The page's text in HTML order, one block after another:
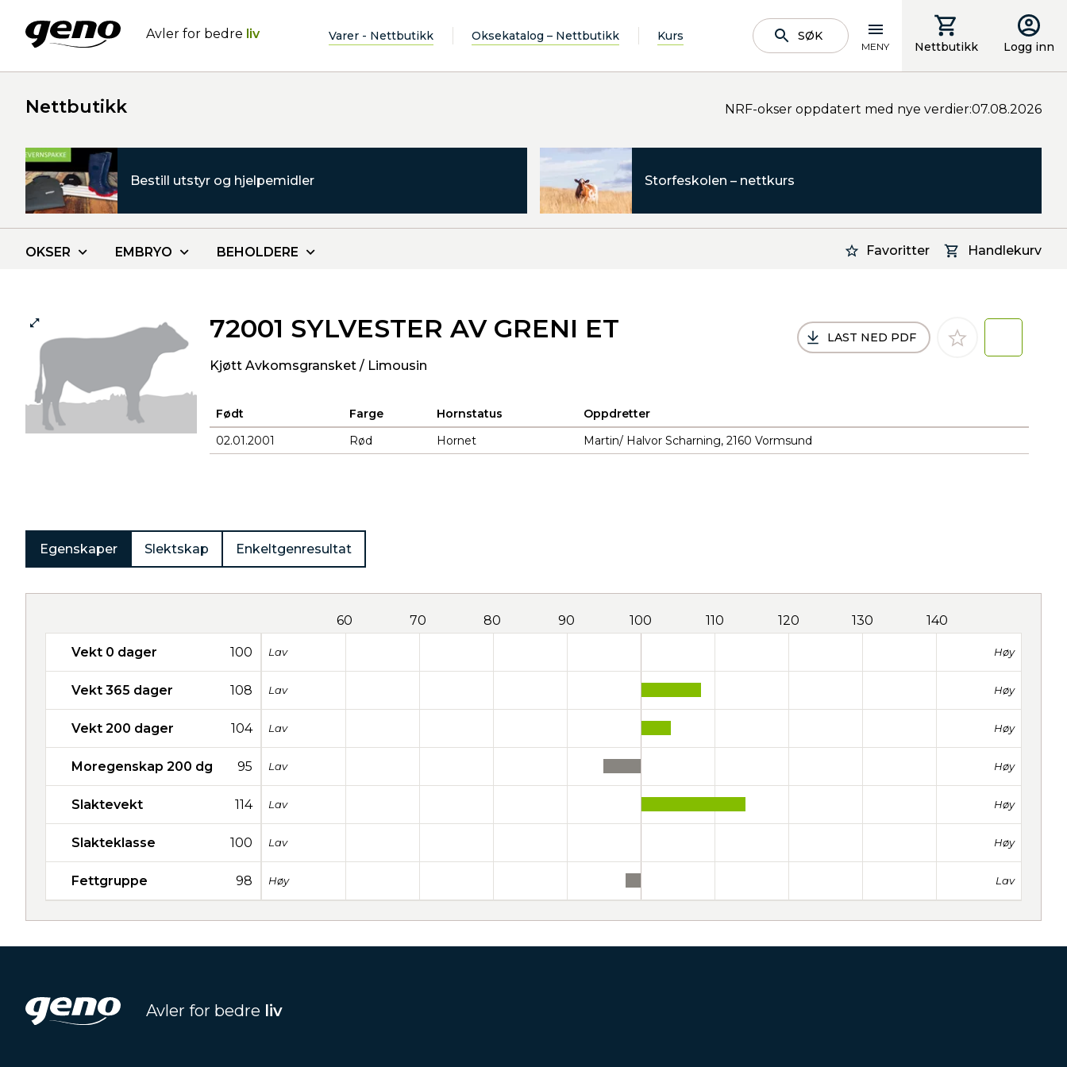
Avler for bedre liv Varer - Nettbutikk Oksekatalog – Nettbutikk Kurs SØK
MENY Nettbutikk Logg inn
Nettbutikk NRF-okser oppdatert med nye verdier:07.08.2026
Bestill utstyr og hjelpemidler Storfeskolen – nettkurs
Favoritter Handlekurv
OKSER EMBRYO BEHOLDERE
72001 SYLVESTER AV GRENI ET
Kjøtt Avkomsgransket / Limousin
LAST NED PDF
Født Farge Hornstatus
Oppdretter
02.01.2001
Rød Hornet Martin/ Halvor Scharning, 2160 Vormsund
Egenskaper Slektskap Enkeltgenresultat
60 70 80 90 100 110 120 130 140
Vekt 0 dager 100 Lav Høy
Vekt 365 dager 108 Lav Høy
Vekt 200 dager 104 Lav Høy
Moregenskap 200 dg 95 Lav Høy
Slaktevekt 114 Lav Høy
Slakteklasse 100 Lav Høy
Fettgruppe 98 Høy Lav
Avler for bedre liv